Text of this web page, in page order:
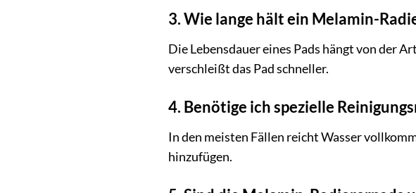
3. Wie lange hält ein Melamin-
Die Lebensdauer eines Pads hängt von der
verschleißt das Pad schneller.
4. Benötige ich spezielle
In den meisten Fällen reicht Wasser
hinzufügen.